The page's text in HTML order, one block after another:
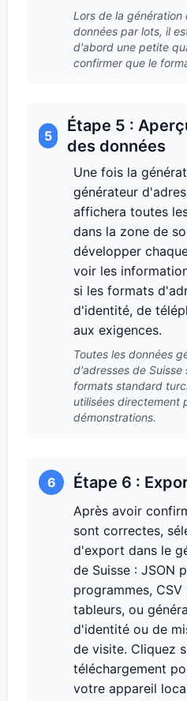
Lors de la
données par lots, il
d'abord une petite
confirmer que le
5
Étape 5 :
des données
Une fois la
générateur
affichera toutes
dans la zone de
développer
voir les
si les formats
d'identité, de
aux exigences.
Toutes les données
d'adresses de
formats standard
utilisées directement
démonstrations.
6 Étape 6 :
Après avoir
sont correctes,
d'export dans le
de Suisse : JSON
programmes,
tableurs, ou
d'identité ou de
de visite. Cliquez
téléchargement
votre appareil